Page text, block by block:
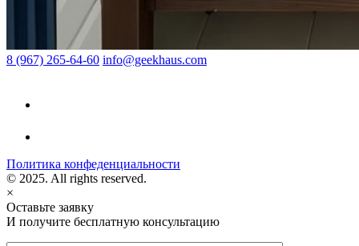
8 (967) 265-64-60 info@geekhaus.com
Политика конфеденциальности
© 2025. All rights reserved.
×
Оставьте заявку
И получите бесплатную консультацию